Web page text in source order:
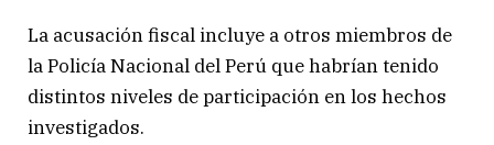
La acusación fiscal incluye a otros miembros de
la Policía Nacional del Perú que habrían tenido
distintos niveles de participación en los hechos
investigados.